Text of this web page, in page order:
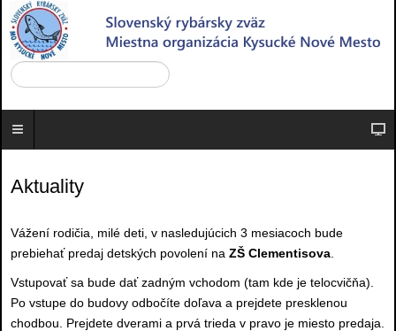
Aktuality
Vážení rodičia, milé deti, v nasledujúcich 3 mesiacoch bude
prebiehať predaj detských povolení na ZŠ Clementisova
Vstupovať sa bude dať zadným vchodom (tam kde je telocvičňa).
Po vstupe do budovy odbočíte doľava a prejdete presklenou
chodbou. Prejdete dverami a prvá trieda v pravo je miesto predaja.